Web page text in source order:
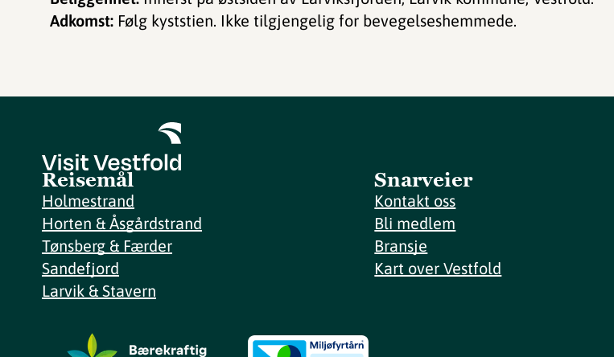
Adkomst: Følg kyststien. Ikke tilgjengelig for bevegelseshemmede.
Reisemål
Holmestrand
Horten & Åsgårdstrand
Tønsberg & Færder
Sandefjord
Larvik & Stavern
Snarveier
Kontakt oss
Bli medlem
Bransje
Kart over Vestfold